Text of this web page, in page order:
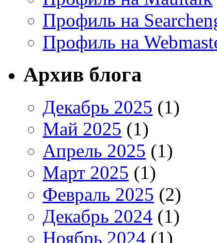
Профиль на
Профиль на
Архив блога
Декабрь 2025 (1)
Май 2025 (1)
Апрель 2025 (1)
Март 2025 (1)
Февраль 2025 (2)
Декабрь 2024 (1)
Ноябрь 2024 (1)